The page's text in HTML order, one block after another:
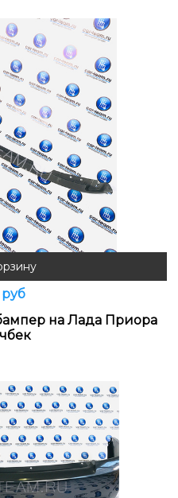
на Лада Приора